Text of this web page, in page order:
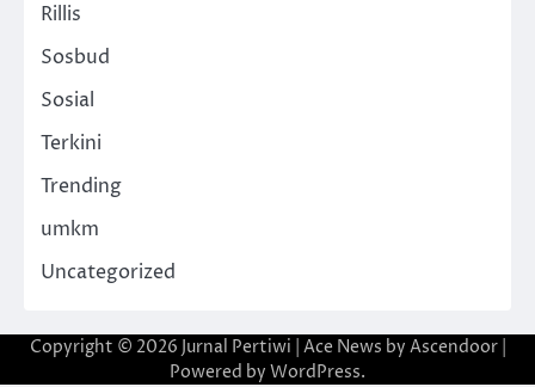
Rillis
Sosbud
Sosial
Terkini
Trending
umkm
Uncategorized
Copyright © 2026 Jurnal Pertiwi | Ace News by Ascendoor|
Powered by WordPress.